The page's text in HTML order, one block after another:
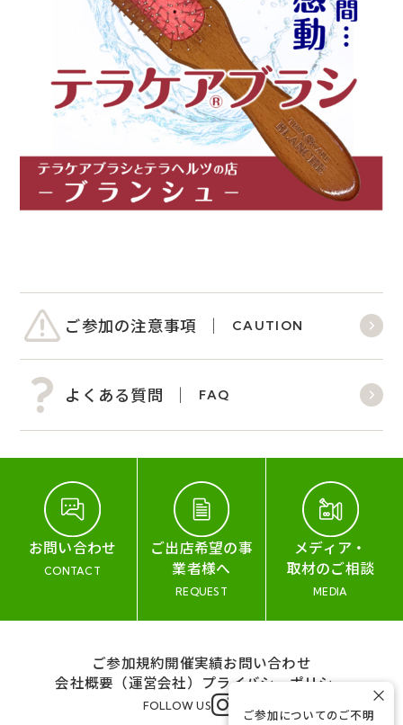
ご参加の注意事項 CAUTION
よくある質問 FAQ
お問い合わせ
CONTACT
ご出店希望の事
業者様へ
REQUEST
メディア・
取材のご相談
MEDIA
ご参加規約開催実績お問い合わせ
会社概要（運営会社） プライバシーポリシー
FOLLOW US
ご参加についてのご不明
×